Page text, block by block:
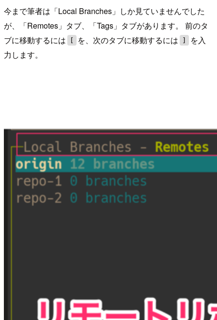
今まで筆者は「Local Branches」しか見ていませんでした
が、「Remotes」タブ、「Tags」タブがあります。 前のタ
ブに移動するには
[ を、次のタブに移動するには ]
を入
力します。